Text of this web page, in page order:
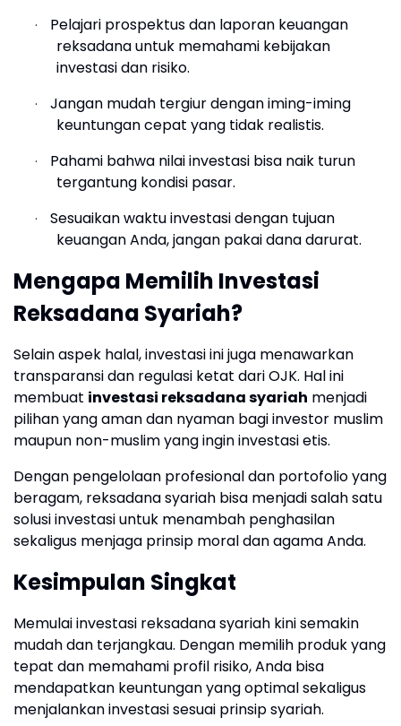
·
Pelajari prospektus dan laporan keuangan
reksadana untuk memahami kebijakan
investasi dan risiko.
·
Jangan mudah tergiur dengan iming-iming
keuntungan cepat yang tidak realistis.
·
Pahami bahwa nilai investasi bisa naik turun
tergantung kondisi pasar.
·
Sesuaikan waktu investasi dengan tujuan
keuangan Anda, jangan pakai dana darurat.
Mengapa Memilih Investasi
Reksadana Syariah?
Selain aspek halal, investasi ini juga menawarkan
transparansi dan regulasi ketat dari OJK. Hal ini
membuat investasi reksadana syariah menjadi
pilihan yang aman dan nyaman bagi investor muslim
maupun non-muslim yang ingin investasi etis.
Dengan pengelolaan profesional dan portofolio yang
beragam, reksadana syariah bisa menjadi salah satu
solusi investasi untuk menambah penghasilan
sekaligus menjaga prinsip moral dan agama Anda.
Kesimpulan Singkat
Memulai investasi reksadana syariah kini semakin
mudah dan terjangkau. Dengan memilih produk yang
tepat dan memahami profil risiko, Anda bisa
mendapatkan keuntungan yang optimal sekaligus
menjalankan investasi sesuai prinsip syariah.